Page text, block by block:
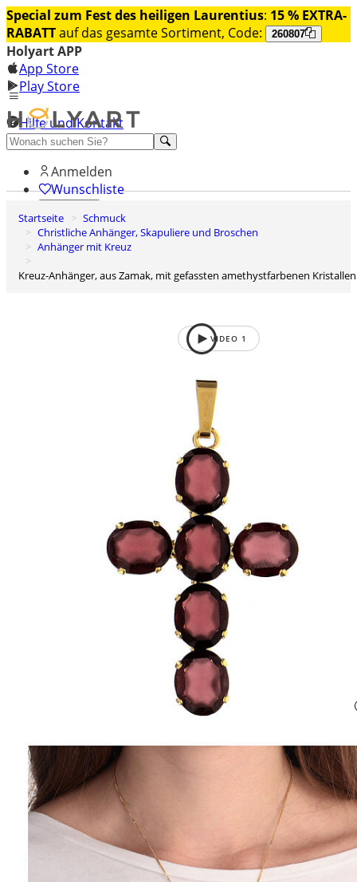
Special zum Fest des heiligen Laurentius: 15 % EXTRA-
RABATTauf das gesamte Sortiment, Code: 260807
Holyart APP
App Store
Play Store
Hilfe und Kontakt
Entdecken Sie Premium
Anmelden
Wunschliste
0
Warenkorb
Startseite
Schmuck
Christliche Anhänger, Skapuliere und Broschen
Anhänger mit Kreuz
Kreuz-Anhänger, aus Zamak, mit gefassten amethystfarbenen Kristallen
VIDEO 1